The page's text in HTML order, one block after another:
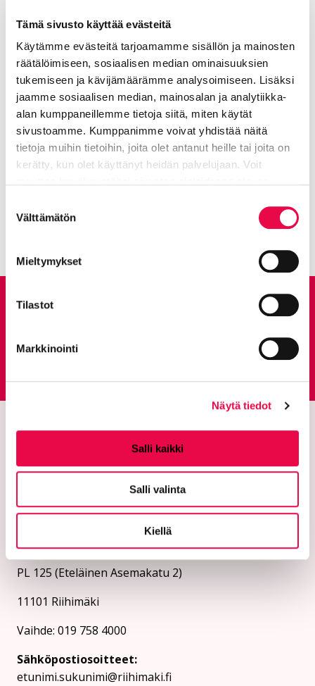
Tämä sivusto käyttää evästeitä
Käytämme evästeitä tarjoamamme sisällön ja mainosten
räätälöimiseen, sosiaalisen median ominaisuuksien
tukemiseen ja kävijämäärämme analysoimiseen. Lisäksi
jaamme sosiaalisen median, mainosalan ja analytiikka-
alan kumppaneillemme tietoja siitä, miten käytät
sivustoamme. Kumppanimme voivat yhdistää näitä
tietoja muihin tietoihin, joita olet antanut heille tai joita on
kerätty, kun olet käyttänyt heidän palvelujaan. Voit
valinta
Välttämätön
Mieltymykset
Tilastot
Markkinointi
Näytä tiedot
Salli kaikki
Salli valinta
Kiellä
marko.laitinen@riihimaki.fi
Nuorisopalvelut
Jaa: Jaa Facebookissa
Jaa LinkedInissä
Jaa X:ssäJaa WhasAppissa
Kaikki artikkelit:
Riihimäen kaupunki
PL 125 (Eteläinen Asemakatu 2)
11101 Riihimäki
Vaihde: 019 758 4000
Sähköpostiosoitteet:
etunimi.sukunimi@riihimaki.fi